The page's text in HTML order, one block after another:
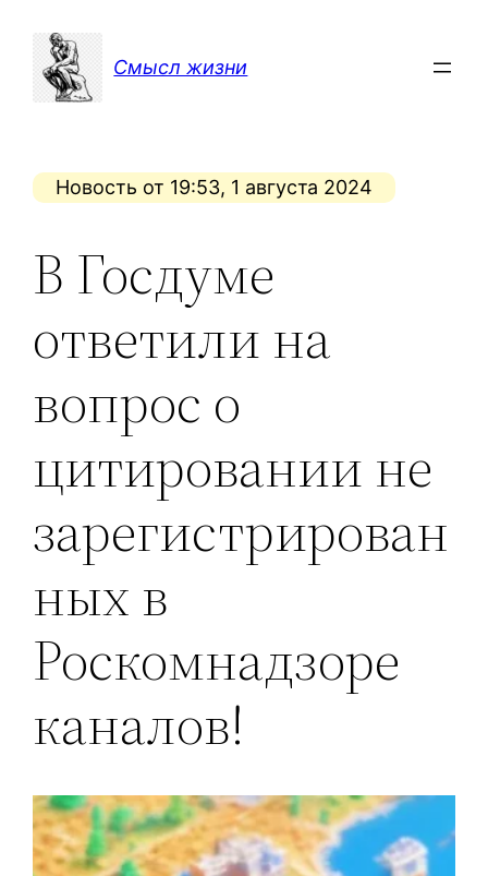
содержимому
Смысл жизни
Новость от 19:53, 1 августа 2024
В Госдуме
ответили на
вопрос о
цитировании не
зарегистрирован
ных в
Роскомнадзоре
каналов!